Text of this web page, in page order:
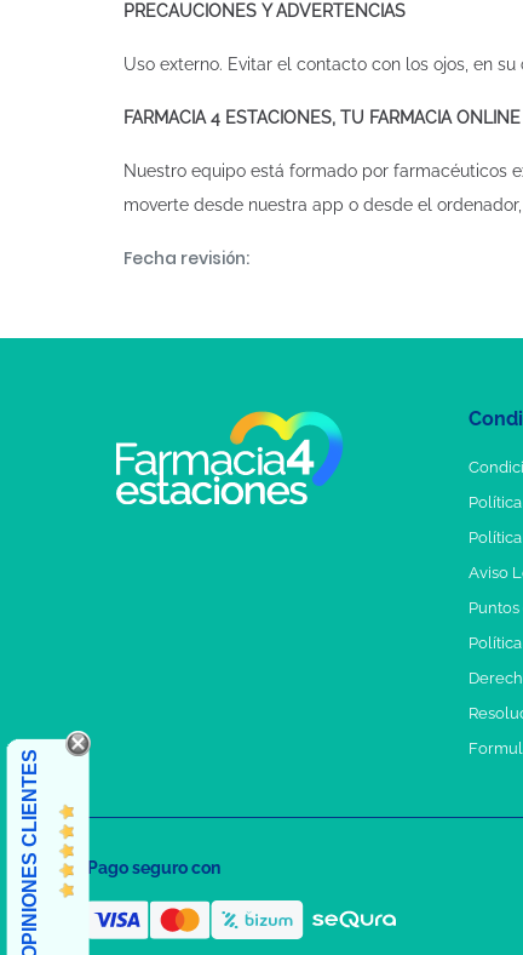
PRECAUCIONES Y ADVERTENCIAS
Uso externo. Evitar el contacto con los ojos, en
FARMACIA 4 ESTACIONES, TU FARMACIA
Nuestro equipo está formado por farmacéuticos
moverte desde nuestra app o desde el
Fecha revisión:
Aviso
OPINIONES CLIENTES Pago seguro con